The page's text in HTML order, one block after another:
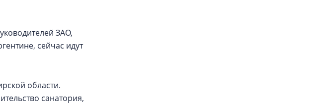
ЗАО,
сейчас идут
области.
санатория,